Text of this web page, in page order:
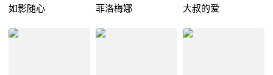
如影随心 菲洛梅娜 大叔的爱